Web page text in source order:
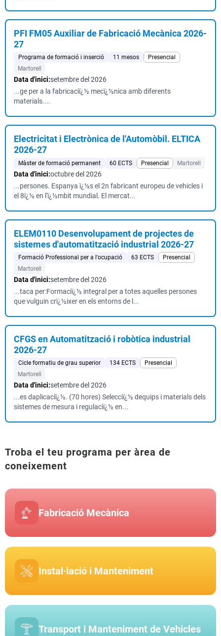
PFI FM05 Auxiliar de Fabricació Mecànica 2026-
27
Programa de formació i inserció 11 mesos
Presencial
Martorell
Data d'inici:setembre del 2026
...ge per a la fabricaciï¿½ mecï¿½nica amb diferents
materials....
Electricitat i Electrònica de l'Automòbil. ELTICA
2026-27
Màster de formació permanent 60 ECTS Presencial Martorell
Data d'inici:octubre del 2026
...persones. Espanya ï¿½s el 2n fabricant europeu de vehicles i
el 8ï¿½ en l'ï¿½mbit mundial. El mercat...
ELEM0110 Desenvolupament de projectes de
sistemes d'automatització industrial 2026-27
Formació Professional per a l'ocupació 63 ECTS
Presencial
Martorell
Data d'inici:setembre del 2026
...taca per:Formaciï¿½ integral per a totes aquelles persones
que vulguin crï¿½ixer en els entorns de l...
CFGS en Automatització i robòtica industrial
2026-27
Cicle formatiu de grau superior 134 ECTS
Presencial
Martorell
Data d'inici:setembre del 2026
...es daplicaciï¿½. (70 hores) Selecciï¿½ dequips i materials dels
sistemes de mesura i regulaciï¿½ en...
Troba el teu programa per àrea de
coneixement
Fabricació Mecànica
Instal·lació i Manteniment
Transport i Manteniment de Vehicles